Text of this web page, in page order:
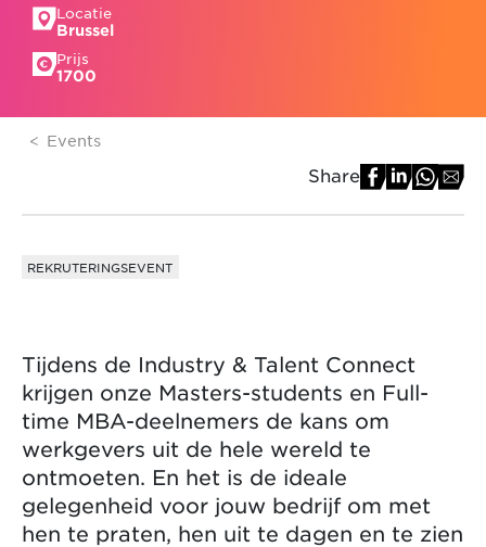
Locatie
Brussel
Prijs
1700
Events
Share
REKRUTERINGSEVENT
Tijdens de Industry & Talent Connect
krijgen onze Masters-students en Full-
time MBA-deelnemers de kans om
werkgevers uit de hele wereld te
ontmoeten. En het is de ideale
gelegenheid voor jouw bedrijf om met
hen te praten, hen uit te dagen en te zien